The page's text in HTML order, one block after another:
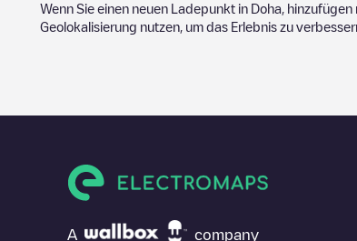
Wenn Sie einen neuen Ladepunkt in Doha ,
Geolokalisierung nutzen, um das Erlebnis zu
A company